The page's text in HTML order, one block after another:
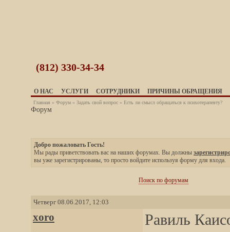
(812) 330-34-34
О НАС УСЛУГИ СОТРУДНИКИ ПРИЧИНЫ ОБРАЩЕНИЯ
Главная » Форум » Задать свой вопрос » Есть ли смысл обращаться к психотерапевту?
Форум
Добро пожаловать Гость!
Мы рады приветствовать вас на наших форумах. Вы должны
вы уже зарегистрированы, то просто войдите используя форму для входа.
Поиск по форумам
Четверг 08.06.2017, 12:03
xoro
Равиль